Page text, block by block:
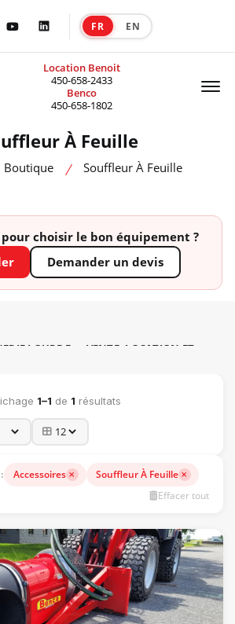
YoutubeLinkedIn FR EN
Location Benoit
450-658-2433
Benco
450-658-1802
À Feuille
Boutique Souffleur À Feuille
choisir le bon équipement ?
Demander un devis
LOURDE — VENTE, LOCATION ET
1–1 de 1 résultats
Accessoires
Souffleur À Feuille
Effacer tout